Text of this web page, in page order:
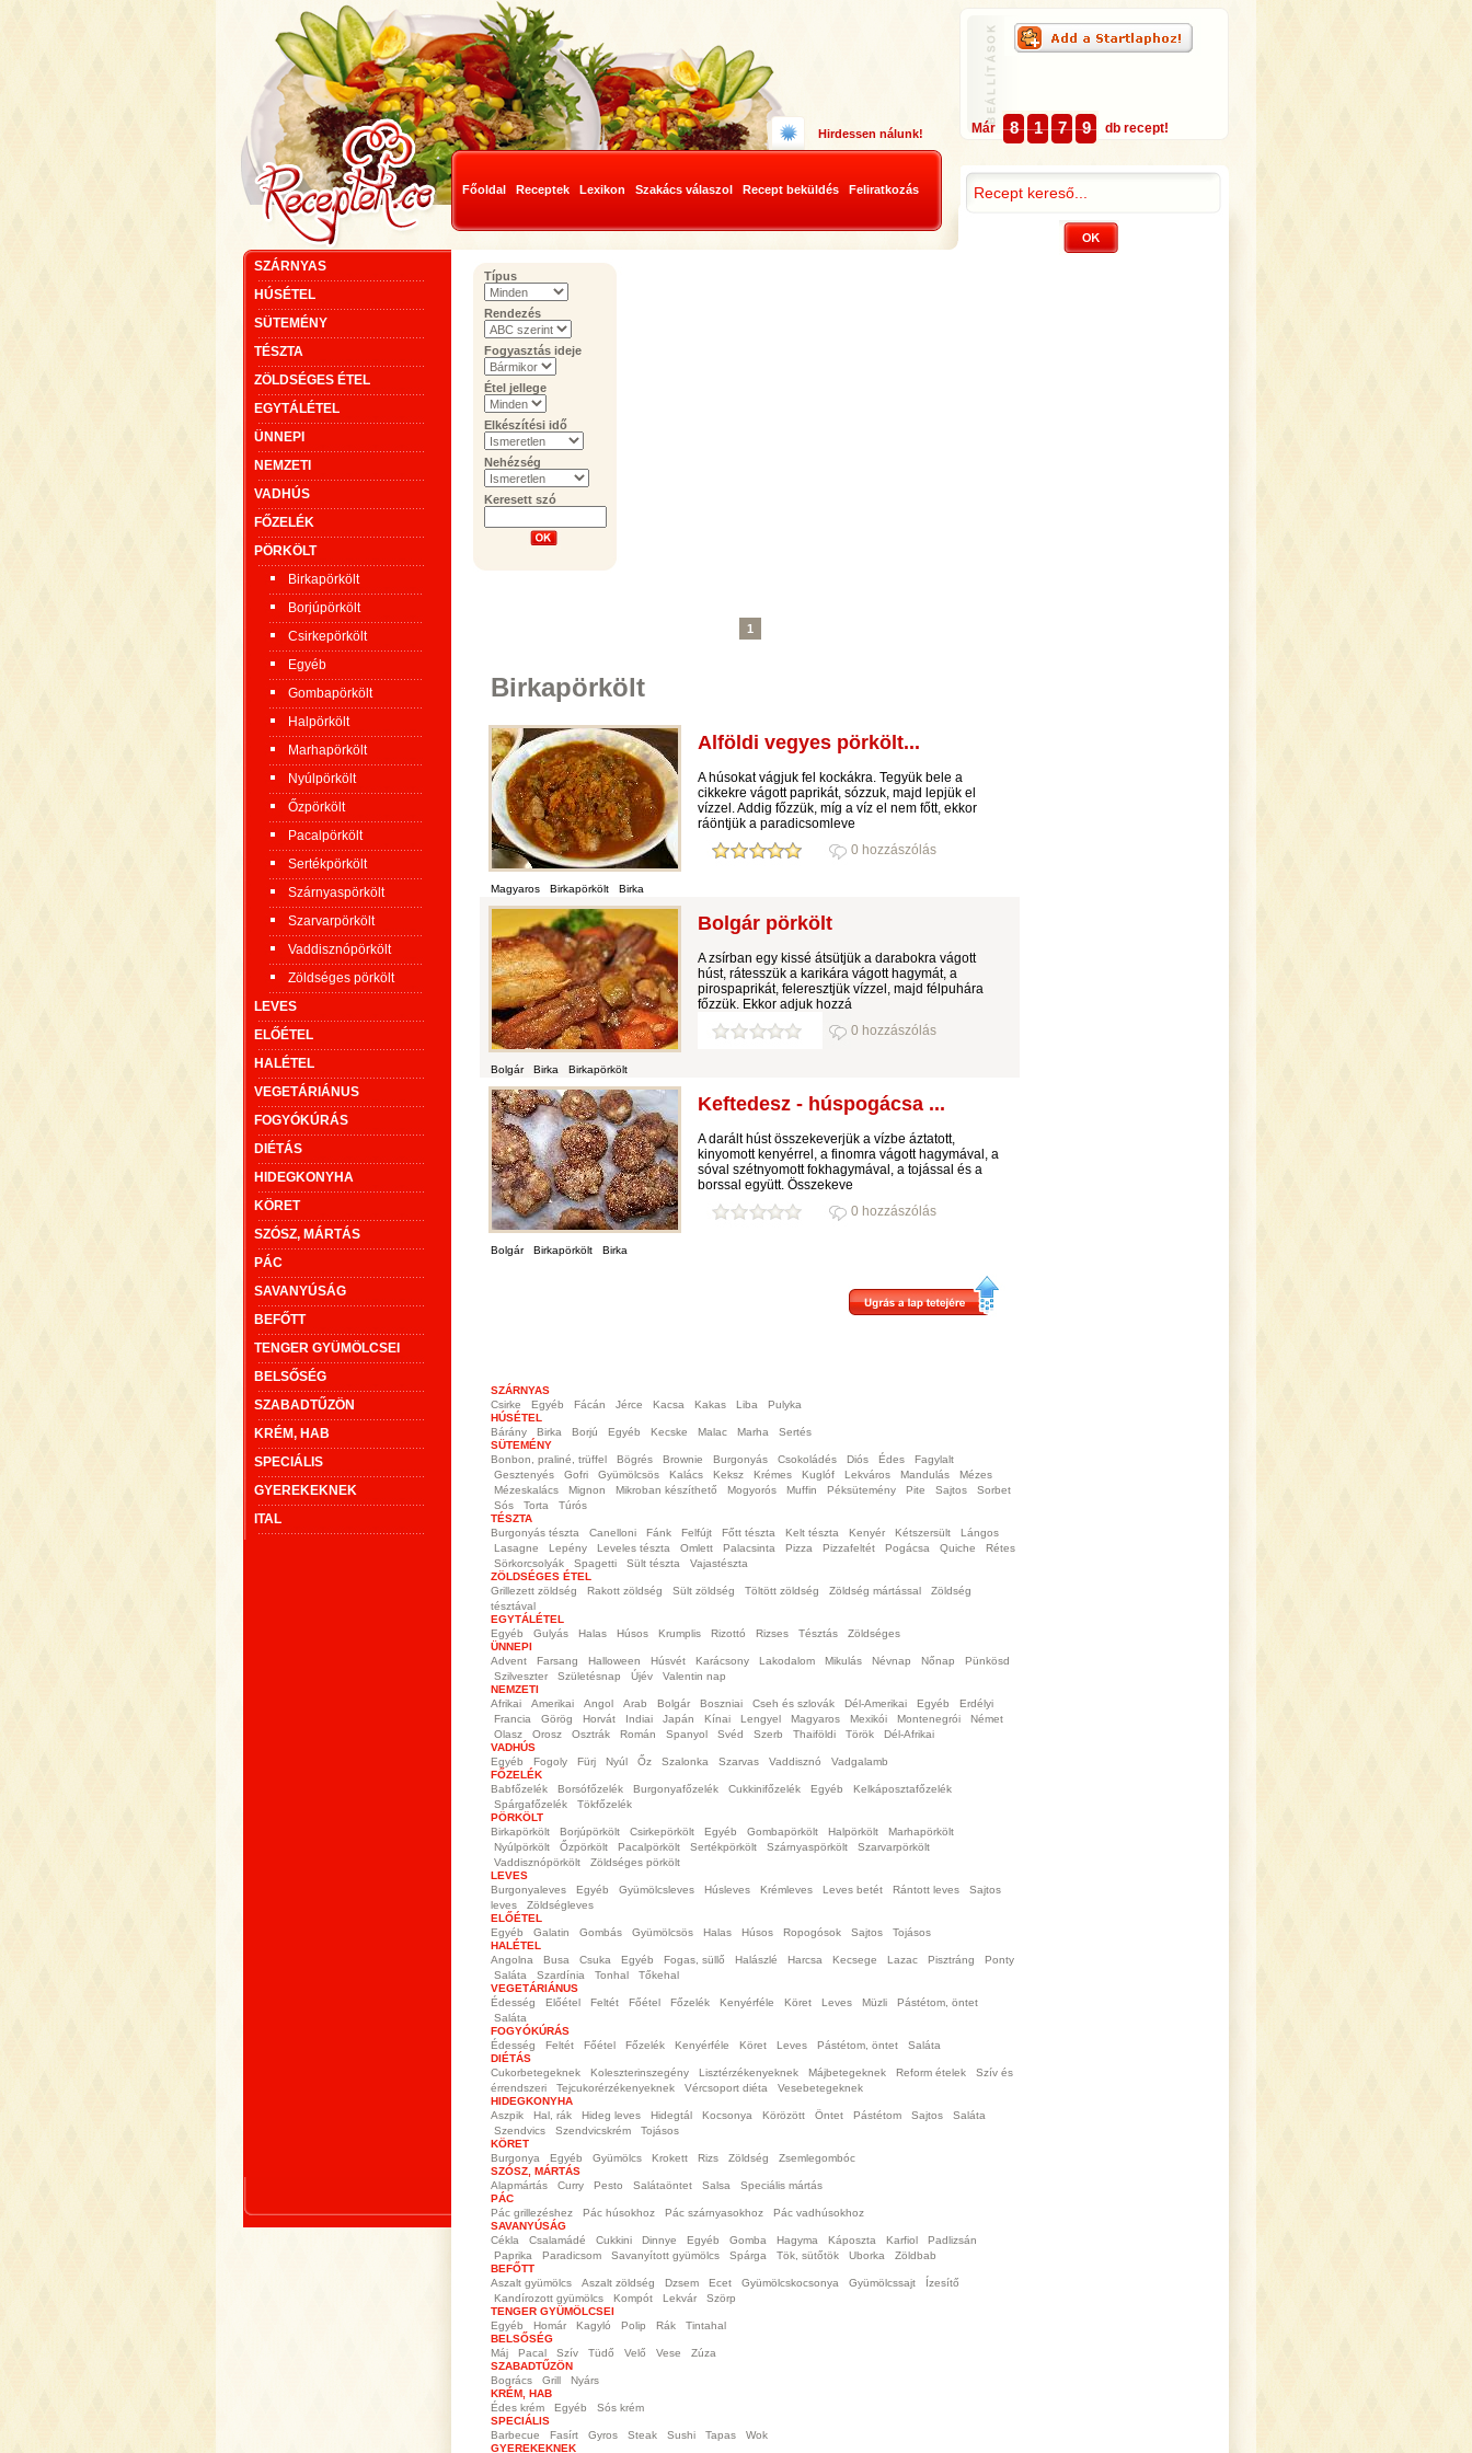
Hirdessen nálunk!
Főoldal Receptek Lexikon Szakács válaszol Recept beküldés Feliratkozás
Már 8 1 7 9 db recept!
SZÁRNYAS
HÚSÉTEL
SÜTEMÉNY
TÉSZTA
ZÖLDSÉGES ÉTEL
EGYTÁLÉTEL
ÜNNEPI
NEMZETI
VADHÚS
FŐZELÉK
PÖRKÖLT
Birkapörkölt
Borjúpörkölt
Csirkepörkölt
Egyéb
Gombapörkölt
Halpörkölt
Marhapörkölt
Nyúlpörkölt
Őzpörkölt
Pacalpörkölt
Sertékpörkölt
Szárnyaspörkölt
Szarvarpörkölt
Vaddisznópörkölt
Zöldséges pörkölt
LEVES
ELŐÉTEL
HALÉTEL
VEGETÁRIÁNUS
FOGYÓKÚRÁS
DIÉTÁS
HIDEGKONYHA
KÖRET
SZÓSZ, MÁRTÁS
PÁC
SAVANYÚSÁG
BEFŐTT
TENGER GYÜMÖLCSEI
BELSŐSÉG
SZABADTŰZÖN
KRÉM, HAB
SPECIÁLIS
GYEREKEKNEK
ITAL
Típus
Rendezés
Fogyasztás ideje
Étel jellege
Elkészítési idő
Nehézség
Keresett szó
1
Birkapörkölt
Alföldi vegyes pörkölt...
A húsokat vágjuk fel kockákra. Tegyük bele a
cikkekre vágott paprikát, sózzuk, majd lepjük el
vízzel. Addig főzzük, míg a víz el nem főtt, ekkor
ráöntjük a paradicsomleve
0 hozzászólás
Magyaros Birkapörkölt Birka
Bolgár pörkölt
A zsírban egy kissé átsütjük a darabokra vágott
húst, rátesszük a karikára vágott hagymát, a
pirospaprikát, feleresztjük vízzel, majd félpuhára
főzzük. Ekkor adjuk hozzá
0 hozzászólás
Bolgár Birka Birkapörkölt
Keftedesz - húspogácsa ...
A darált húst összekeverjük a vízbe áztatott,
kinyomott kenyérrel, a finomra vágott hagymával, a
sóval szétnyomott fokhagymával, a tojással és a
borssal együtt. Összekeve
0 hozzászólás
Bolgár Birkapörkölt Birka
SZÁRNYAS
Csirke
Egyéb Fácán Jérce Kacsa Kakas Liba
Pulyka
HÚSÉTEL
Bárány
Birka Borjú Egyéb Kecske Malac Marha
Sertés
SÜTEMÉNY
Bonbon, praliné, trüffel
Bögrés Brownie Burgonyás Csokoládés Diós Édes
Fagylalt
Gesztenyés
Gofri Gyümölcsös Kalács Keksz Krémes Kuglóf Lekváros Mandulás
Mézes
Mézeskalács
Mignon Mikroban készíthető Mogyorós Muffin Péksütemény Pite Sajtos
Sorbet
Sós
Torta
Túrós
TÉSZTA
Burgonyás tészta
Canelloni Fánk Felfújt Főtt tészta Kelt tészta Kenyér Kétszersült
Lángos
Lasagne
Lepény Leveles tészta Omlett Palacsinta Pizza Pizzafeltét Pogácsa Quiche
Rétes
Sörkorcsolyák
Spagetti Sült tészta
Vajastészta
ZÖLDSÉGES ÉTEL
Grillezett zöldség
Rakott zöldség Sült zöldség Töltött zöldség Zöldség mártással
Zöldség
tésztával
EGYTÁLÉTEL
Egyéb
Gulyás Halas Húsos Krumplis Rizottó Rizses Tésztás
Zöldséges
ÜNNEPI
Advent
Farsang Halloween Húsvét Karácsony Lakodalom Mikulás Névnap Nőnap
Pünkösd
Szilveszter
Születésnap Újév
Valentin nap
NEMZETI
Afrikai
Amerikai Angol Arab Bolgár Boszniai Cseh és szlovák Dél-Amerikai Egyéb
Erdélyi
Francia
Görög Horvát Indiai Japán Kínai Lengyel Magyaros Mexikói Montenegrói
Német
Olasz
Orosz Osztrák Román Spanyol Svéd Szerb Thaiföldi Török
Dél-Afrikai
VADHÚS
Egyéb
Fogoly Fürj Nyúl Őz Szalonka Szarvas Vaddisznó
Vadgalamb
FŐZELÉK
Babfőzelék
Borsófőzelék Burgonyafőzelék Cukkinifőzelék Egyéb
Kelkáposztafőzelék
Spárgafőzelék
Tökfőzelék
PÖRKÖLT
Birkapörkölt
Borjúpörkölt Csirkepörkölt Egyéb Gombapörkölt Halpörkölt
Marhapörkölt
Nyúlpörkölt
Őzpörkölt Pacalpörkölt Sertékpörkölt Szárnyaspörkölt
Szarvarpörkölt
Vaddisznópörkölt
Zöldséges pörkölt
LEVES
Burgonyaleves
Egyéb Gyümölcsleves Húsleves Krémleves Leves betét Rántott leves
Sajtos
leves
Zöldségleves
ELŐÉTEL
Egyéb
Galatin Gombás Gyümölcsös Halas Húsos Ropogósok Sajtos
Tojásos
HALÉTEL
Angolna
Busa Csuka Egyéb Fogas, süllő Halászlé Harcsa Kecsege Lazac Pisztráng
Ponty
Saláta
Szardínia Tonhal
Tőkehal
VEGETÁRIÁNUS
Édesség
Előétel Feltét Főétel Főzelék Kenyérféle Köret Leves Müzli
Pástétom, öntet
Saláta
FOGYÓKÚRÁS
Édesség
Feltét Főétel Főzelék Kenyérféle Köret Leves Pástétom, öntet
Saláta
DIÉTÁS
Cukorbetegeknek
Koleszterinszegény Lisztérzékenyeknek Májbetegeknek Reform ételek
Szív és
érrendszeri
Tejcukorérzékenyeknek Vércsoport diéta
Vesebetegeknek
HIDEGKONYHA
Aszpik
Hal, rák Hideg leves Hidegtál Kocsonya Körözött Öntet Pástétom Sajtos
Saláta
Szendvics
Szendvicskrém
Tojásos
KÖRET
Burgonya
Egyéb Gyümölcs Krokett Rizs Zöldség
Zsemlegombóc
SZÓSZ, MÁRTÁS
Alapmártás
Curry Pesto Salátaöntet Salsa
Speciális mártás
PÁC
Pác grillezéshez
Pác húsokhoz Pác szárnyasokhoz
Pác vadhúsokhoz
SAVANYÚSÁG
Cékla
Csalamádé Cukkini Dinnye Egyéb Gomba Hagyma Káposzta Karfiol
Padlizsán
Paprika
Paradicsom Savanyított gyümölcs Spárga Tök, sütőtök Uborka
Zöldbab
BEFŐTT
Aszalt gyümölcs
Aszalt zöldség Dzsem Ecet Gyümölcskocsonya Gyümölcssajt
Ízesítő
Kandírozott gyümölcs
Kompót Lekvár
Szörp
TENGER GYÜMÖLCSEI
Egyéb
Homár Kagyló Polip Rák
Tintahal
BELSŐSÉG
Máj
Pacal Szív Tüdő Velő Vese
Zúza
SZABADTŰZÖN
Bogrács
Grill
Nyárs
KRÉM, HAB
Édes krém
Egyéb
Sós krém
SPECIÁLIS
Barbecue
Fasírt Gyros Steak Sushi Tapas
Wok
GYEREKEKNEK